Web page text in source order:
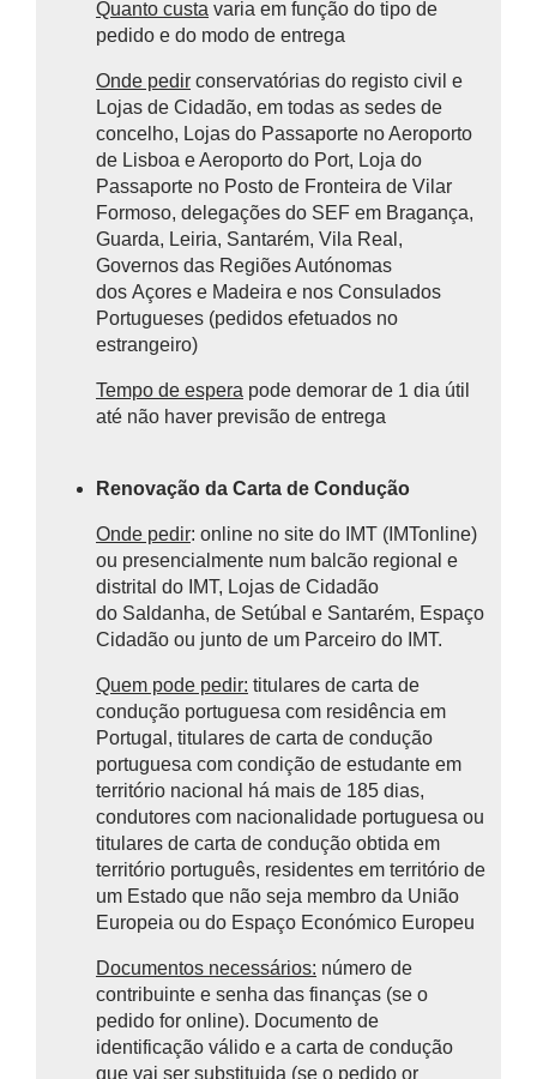
Quanto custa varia em função do tipo de
pedido e do modo de entrega
Onde pedir conservatórias do registo civil e
Lojas de Cidadão, em todas as sedes de
concelho, Lojas do Passaporte no Aeroporto
de Lisboa e Aeroporto do Port, Loja do
Passaporte no Posto de Fronteira de Vilar
Formoso, delegações do SEF em Bragança,
Guarda, Leiria, Santarém, Vila Real,
Governos das Regiões Autónomas
dos Açores e Madeira e nos Consulados
Portugueses (pedidos efetuados no
estrangeiro)
Tempo de espera pode demorar de 1 dia útil
até não haver previsão de entrega
Renovação da Carta de Condução
Onde pedir: online no site do IMT (IMTonline)
ou presencialmente num balcão regional e
distrital do IMT, Lojas de Cidadão
do Saldanha, de Setúbal e Santarém, Espaço
Cidadão ou junto de um Parceiro do IMT.
Quem pode pedir: titulares de carta de
condução portuguesa com residência em
Portugal, titulares de carta de condução
portuguesa com condição de estudante em
território nacional há mais de 185 dias,
condutores com nacionalidade portuguesa ou
titulares de carta de condução obtida em
território português, residentes em território de
um Estado que não seja membro da União
Europeia ou do Espaço Económico Europeu
Documentos necessários: número de
contribuinte e senha das finanças (se o
pedido for online). Documento de
identificação válido e a carta de condução
que vai ser substituida (se o pedido or